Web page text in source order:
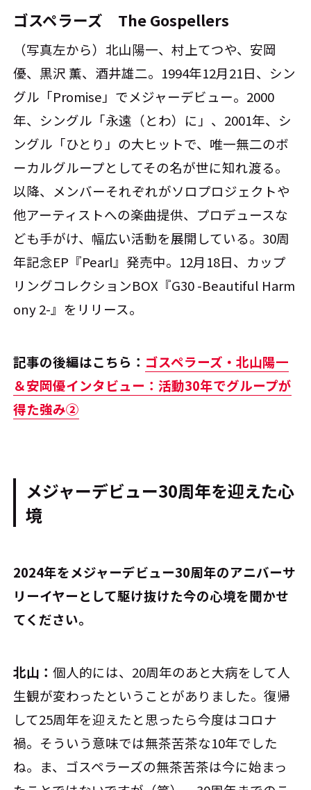
ゴスペラーズ The Gospellers
（写真左から）北山陽一、村上てつや、安岡
優、黒沢 薫、酒井雄二。1994年12月21日、シン
グル「Promise」でメジャーデビュー。2000
年、シングル「永遠（とわ）に」、2001年、シ
ングル「ひとり」の大ヒットで、唯一無二のボ
ーカルグループとしてその名が世に知れ渡る。
以降、メンバーそれぞれがソロプロジェクトや
他アーティストへの楽曲提供、プロデュースな
ども手がけ、幅広い活動を展開している。30周
年記念EP『Pearl』発売中。12月18日、カップ
リングコレクションBOX『G30 -Beautiful Harm
ony 2-』をリリース。
記事の後編はこちら： ゴスペラーズ・北山陽一
＆安岡優インタビュー：活動30年でグループが
得た強み②
メジャーデビュー30周年を迎えた心
境
――2024年をメジャーデビュー30周年のアニバーサ
リーイヤーとして駆け抜けた今の心境を聞かせ
てください。
北山：個人的には、20周年のあと大病をして人
生観が変わったということがありました。復帰
して25周年を迎えたと思ったら今度はコロナ
禍。そういう意味では無茶苦茶な10年でした
ね。ま、ゴスペラーズの無茶苦茶は今に始まっ